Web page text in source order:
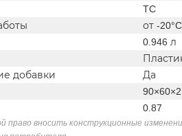
TC
от -
0.946 л
добавки
Да
0.87
право вносить конструкционные